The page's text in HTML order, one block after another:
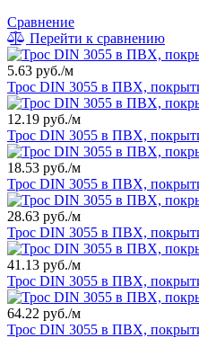
Сравнение
Перейти к сравнению
5.63 руб./м
Трос DIN 3055 в ПВХ,
12.19 руб./м
Трос DIN 3055 в ПВХ,
18.53 руб./м
Трос DIN 3055 в ПВХ,
28.63 руб./м
Трос DIN 3055 в ПВХ,
41.13 руб./м
Трос DIN 3055 в ПВХ,
64.22 руб./м
Трос DIN 3055 в ПВХ,